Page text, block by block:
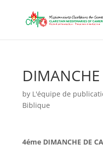
by L'équipe de
Biblique
4éme DIMANCHE DE